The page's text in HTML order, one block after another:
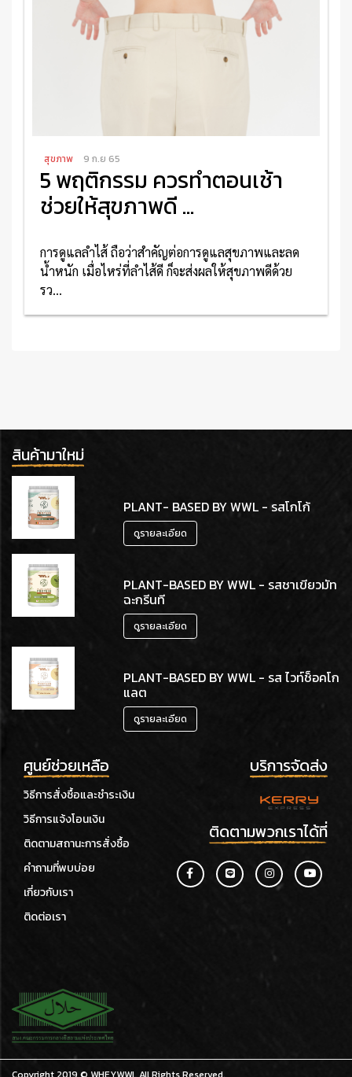
สุขภาพ 9 ก.ย 65
5 พฤติกรรม ควรทำตอนเช้า
ช่วยให้สุขภาพดี ...
การดูแลลำไส้ ถือว่าสำคัญต่อการดูแลสุขภาพและลด
น้ำหนัก เมื่อไหร่ที่ลำไส้ดี ก็จะส่งผลให้สุขภาพดีด้วย
รว...
สินค้ามาใหม่
PLANT- BASED BY WWL - รสโกโก้
ดูรายละเอียด
PLANT-BASED BY WWL - รสชาเขียวมัท
ฉะกรีนที
ดูรายละเอียด
PLANT-BASED BY WWL - รส ไวท์ช็อคโก
แลต
ดูรายละเอียด
ศูนย์ช่วยเหลือ
วิธีการสั่งซื้อและชำระเงิน
วิธีการแจ้งโอนเงิน
ติดตามสถานะการสั่งซื้อ
คำถามที่พบบ่อย
เกี่ยวกับเรา
ติดต่อเรา
บริการจัดส่ง
ติดตามพวกเราได้ที่